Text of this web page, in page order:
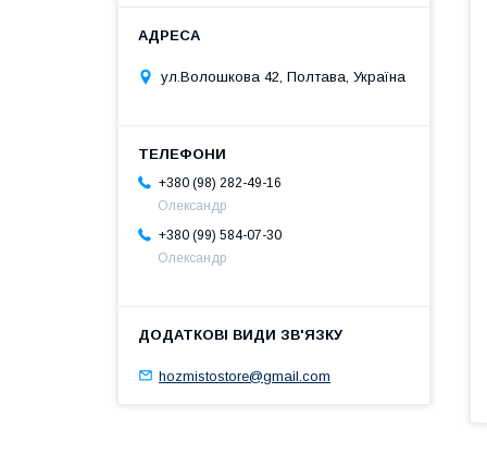
ул.Волошкова 42, Полтава, Україна
+380 (98) 282-49-16
Олександр
+380 (99) 584-07-30
Олександр
hozmistostore@gmail.com